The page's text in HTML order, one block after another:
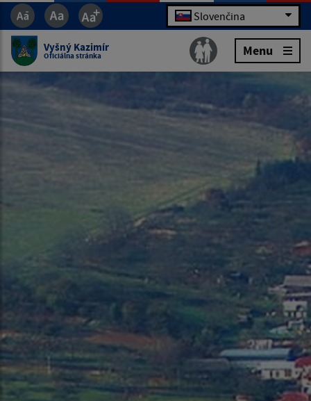
Slovenčina
Vyšný Kazimír
Oficiálna stránka Menu